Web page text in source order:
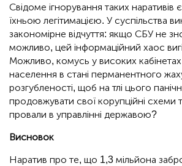
Свідоме ігнорування таких
їхньою легітимацією. У суспільства
закономірне відчуття: якщо СБУ не
можливо, цей інформаційний хаос
Можливо, комусь у високих
населення в стані перманентного
розгубленості, щоб на тлі цього
продовжувати свої корупційні схеми
провали в управлінні державою?
Висновок
Наратив про те, що 1,3 мільйона